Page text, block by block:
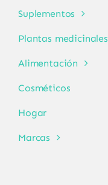
Suplementos
Plantas medicinales
Alimentación
Cosméticos
Hogar
Marcas